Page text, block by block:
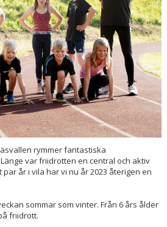
rymmer fantastiska
var friidrotten en central och aktiv
år i vila har vi nu år 2023 återigen en
sommar som vinter. Från 6 års ålder
friidrott.